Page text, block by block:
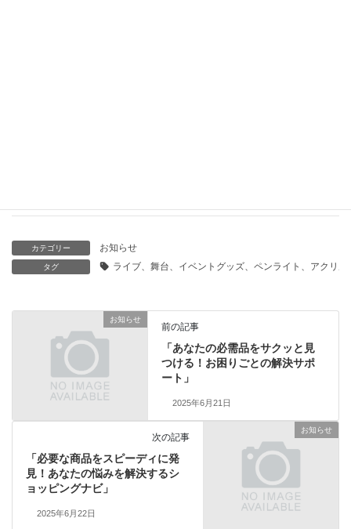
カテゴリー お知らせ
タグ ライブ、舞台、イベントグッズ、ペンライト、アクリ
お知らせ
前の記事
「あなたの必需品をサクッと見
つける！お困りごとの解決サポ
ート」
2025年6月21日
お知らせ
次の記事
「必要な商品をスピーディに発
見！あなたの悩みを解決するシ
ョッピングナビ」
2025年6月22日